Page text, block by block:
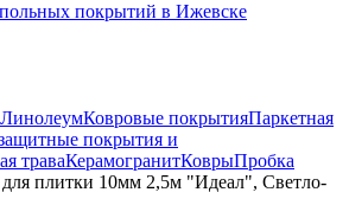
покрытий в Ижевске
ЛинолеумКовровые покрытияПаркетная
покрытия и
траваКерамогранитКоврыПробка
для плитки 10мм 2,5м "Идеал", Светло-